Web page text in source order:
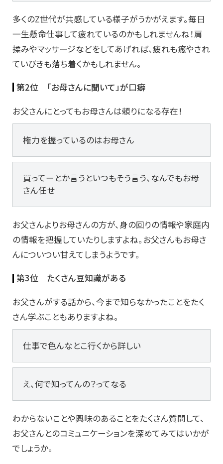
多くのZ世代が共感している様子がうかがえます。毎日
一生懸命仕事して疲れているのかもしれませんね！肩
揉みやマッサージなどをしてあげれば、疲れも癒やされ
ていびきも落ち着くかもしれません。
第2位 「お母さんに聞いて」が口癖
お父さんにとってもお母さんは頼りになる存在！
権力を握っているのはお母さん
買ってーとか言うといつもそう言う、なんでもお母
さん任せ
お父さんよりお母さんの方が、身の回りの情報や家庭内
の情報を把握していたりしますよね。お父さんもお母さ
んについつい甘えてしまうようです。
第3位 たくさん豆知識がある
お父さんがする話から、今まで知らなかったことをたく
さん学ぶこともありますよね。
仕事で色んなとこ行くから詳しい
え、何で知ってんの？ってなる
わからないことや興味のあることをたくさん質問して、
お父さんとのコミュニケーションを深めてみてはいかが
でしょうか。